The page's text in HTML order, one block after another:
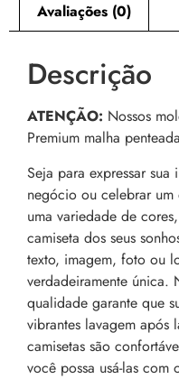
Avaliações (0)
Descrição
ATENÇÃO: Nossos
Premium malha
Seja para expressar
negócio ou celebrar um
uma variedade de
camiseta dos seus
texto, imagem, foto ou
verdadeiramente única.
qualidade garante que
vibrantes lavagem após
camisetas são
você possa usá-las